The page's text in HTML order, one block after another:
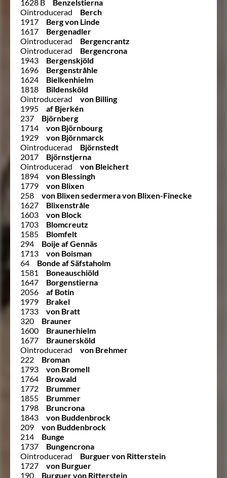
1628 B
Benzelstierna
Ointroducerad
Berch
1917
Berg von Linde
1617
Bergenadler
Ointroducerad
Bergencrantz
Ointroducerad
Bergencrona
1943
Bergenskjöld
1696
Bergenstråhle
1624
Bielkenhielm
1818
Bildensköld
Ointroducerad
von Billing
1995
af Bjerkén
237
Björnberg
1714
von Björnbourg
1929
von Björnmarck
Ointroducerad
Björnstedt
2017
Björnstjerna
Ointroducerad
von Bleichert
1894
von Blessingh
1779
von Blixen
258
von Blixen sedermera von Blixen-Finecke
1627
Blixenstråle
1603
von Block
1703
Blomcreutz
1585
Blomfelt
294
Boije af Gennäs
1713
von Boisman
64
Bonde af Säfstaholm
1581
Boneauschiöld
1647
Borgenstierna
2056
af Botin
1979
Brakel
1733
von Bratt
320
Brauner
1600
Braunerhielm
1677
Braunersköld
Ointroducerad
von Brehmer
222
Broman
1793
von Bromell
1764
Browald
1772
Brummer
1855
Brummer
1798
Bruncrona
1843
von Buddenbrock
209
von Buddenbrock
214
Bunge
1737
Bungencrona
Ointroducerad
Burguer von Ritterstein
1727
von Burguer
190
Burguer von Ritterstein